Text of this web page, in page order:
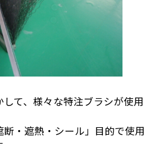
て、様々な特注ブラシが使用
・遮熱・シール」目的で使用